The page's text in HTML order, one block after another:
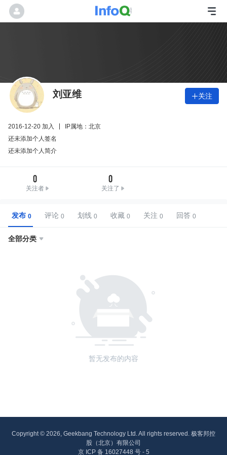
刘亚维 关注
2016-12-20 加入
IP属地：北京
还未添加个人签名
还未添加个人简介
0
关注者
0
关注了
发布 评论 划线 收藏 关注 回答
全部分类 
暂无发布的内容
Copyright © 2026, Geekbang Technology Ltd. All rights reserved. 极客邦控
股（北京）有限公司
京 ICP 备 16027448 号 - 5